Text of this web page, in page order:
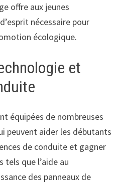
offre aux jeunes
nécessaire pour
écologique.
et
équipées de nombreuses
peuvent aider les débutants
de conduite et gagner
tels que l’aide au
des panneaux de